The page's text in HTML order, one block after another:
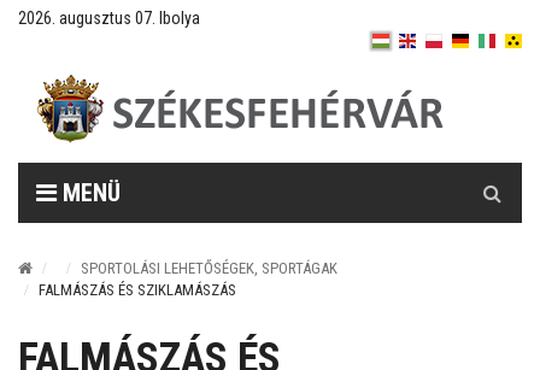
2026. augusztus 07. Ibolya
MENÜ
SPORTOLÁSI LEHETŐSÉGEK, SPORTÁGAK
FALMÁSZÁS ÉS SZIKLAMÁSZÁS
FALMÁSZÁS ÉS